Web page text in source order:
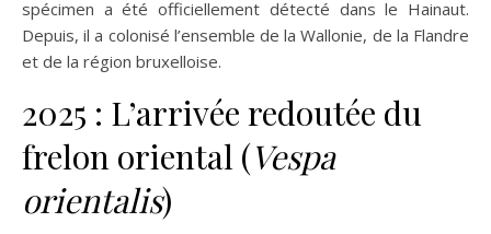
spécimen a été officiellement détecté dans le Hainaut.
Depuis, il a colonisé l’ensemble de la Wallonie, de la Flandre
et de la région bruxelloise.
2025 : L’arrivée redoutée du
frelon oriental (Vespa
orientalis)